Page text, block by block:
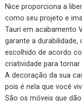
Nice proporciona a
como seu projeto e
Tauri em acabamento
garante a durabilidade,
escolhido de acordo
criatividade para tornar
A decoração da sua
pois é nela que você
São os móveis que